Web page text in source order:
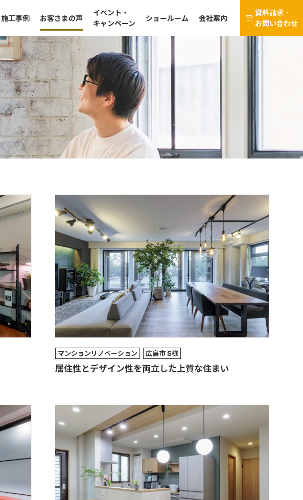
施工事例 お客さまの声
イベント・
キャンペーン
ショールーム 会社案内
資料請求・
お問い合わせ
マンションリノベーション 広島市 S様
居住性とデザイン性を両立した上質な住まい